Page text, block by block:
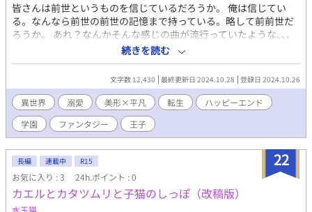
皆さんは前世というものを信じているだろうか。 俺は信じてい
る。なんなら前世の前世の記憶まで持っている。略して前前世だ
ろうか。 あれ？なんかそんな感じの曲が流行っていたような､､､
と唐突に出てきた前前世の記憶はひとまず置いておく。 前前世で
俺はありきたりなサラリーマンで、なぜ死んだのかはあまり覚え
ていない。 余命宣告を受けた幸薄美少年でもなく、轢かれかけて
る猫を助けようとする度胸も運動能力も持ち合わせている人間で
はなかったので、おそらく寿命をまっとうしたのだと思うが。 も
しかしたら前世の記憶が壮絶すぎて覚えていないだけかもしれな
い。 前世で俺は前前世でハマっていたRPGのラスボスだった。
､､､前前言いすぎてゲシュタルト崩壊寸前だ。 兎にも角にも、ラ
スボスということは主人公たちに倒される運命である。 絶体絶命
だが、前世でかなりやりこんでいてシナリオなどもきちんと覚え
ていたし、ぶっちゃけ 「ラスボスのスペックで転生できるのやば
くね？！主人公たちと敵対しなきゃいいだけだし俺の新たな人生
勝ち組じゃん！」と、舐め腐っていた。 そんで俺は殺された。 い
続きを読む
文字数 12,430 最終更新日 2024.10.28 登録日 2024.10.26
異世界 溺愛 美形×平凡 転生
ハッピーエンド
学園
ファンタジー 王子
22
長編 連載中 R15
お気に入り : 3 24h.ポイント : 0
カエルとカタツムリと子猫のしっぽ（改稿版）
水玉猫